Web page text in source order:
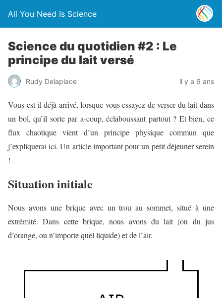
All You Need Is Science
Science du quotidien #2 : Le
principe du lait versé
Rudy Delaplace il y a 6 ans
Vous est-il déjà arrivé, lorsque vous essayez de verser du lait dans
un bol, qu’il sorte par a-coup, éclaboussant partout ? Et bien, ce
flux chaotique vient d’un principe physique commun que
j’expliquerai ici. Un article important pour un petit déjeuner serein
!
Situation initiale
Nous avons une brique avec un trou au sommet, situé à une
extrémité. Dans cette brique, nous avons du lait (ou du jus
d’orange, ou n’importe quel liquide) et de l’air.